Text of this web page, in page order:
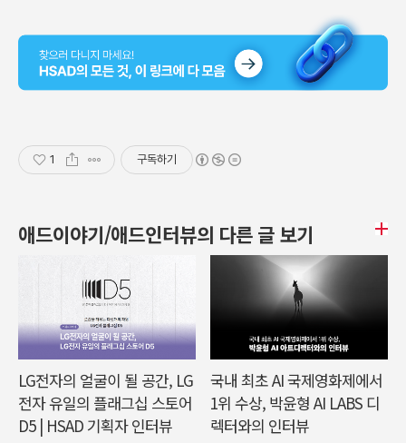
1 구독하기
애드이야기/애드인터뷰의 다른 글 보기
LG전자의 얼굴이 될 공간, LG
전자 유일의 플래그십 스토어
D5 | HSAD 기획자 인터뷰
국내 최초 AI 국제영화제에서
1위 수상, 박윤형 AI LABS 디
렉터와의 인터뷰